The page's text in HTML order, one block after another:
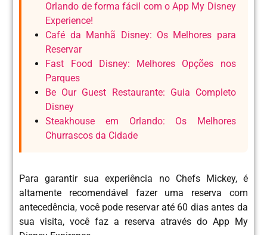
Orlando de forma fácil com o App My Disney
Experience!
Café da Manhã Disney: Os Melhores para
Reservar
Fast Food Disney: Melhores Opções nos
Parques
Be Our Guest Restaurante: Guia Completo
Disney
Steakhouse em Orlando: Os Melhores
Churrascos da Cidade
Para garantir sua experiência no Chefs Mickey, é
altamente recomendável fazer uma reserva com
antecedência, você pode reservar até 60 dias antes da
sua visita, você faz a reserva através do App My